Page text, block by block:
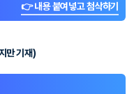
👉 내용 붙여넣고 첨삭하기
만 기재)